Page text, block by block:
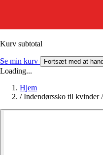
Kurv subtotal
Se min kurv Fortsæt med at
Loading...
Hjem
/ Indendørssko til kvinder